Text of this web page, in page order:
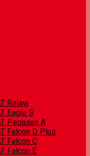
Relaw
Eagle S
Pegasus A
Falcon D Plus
Falcon C
Falcon E